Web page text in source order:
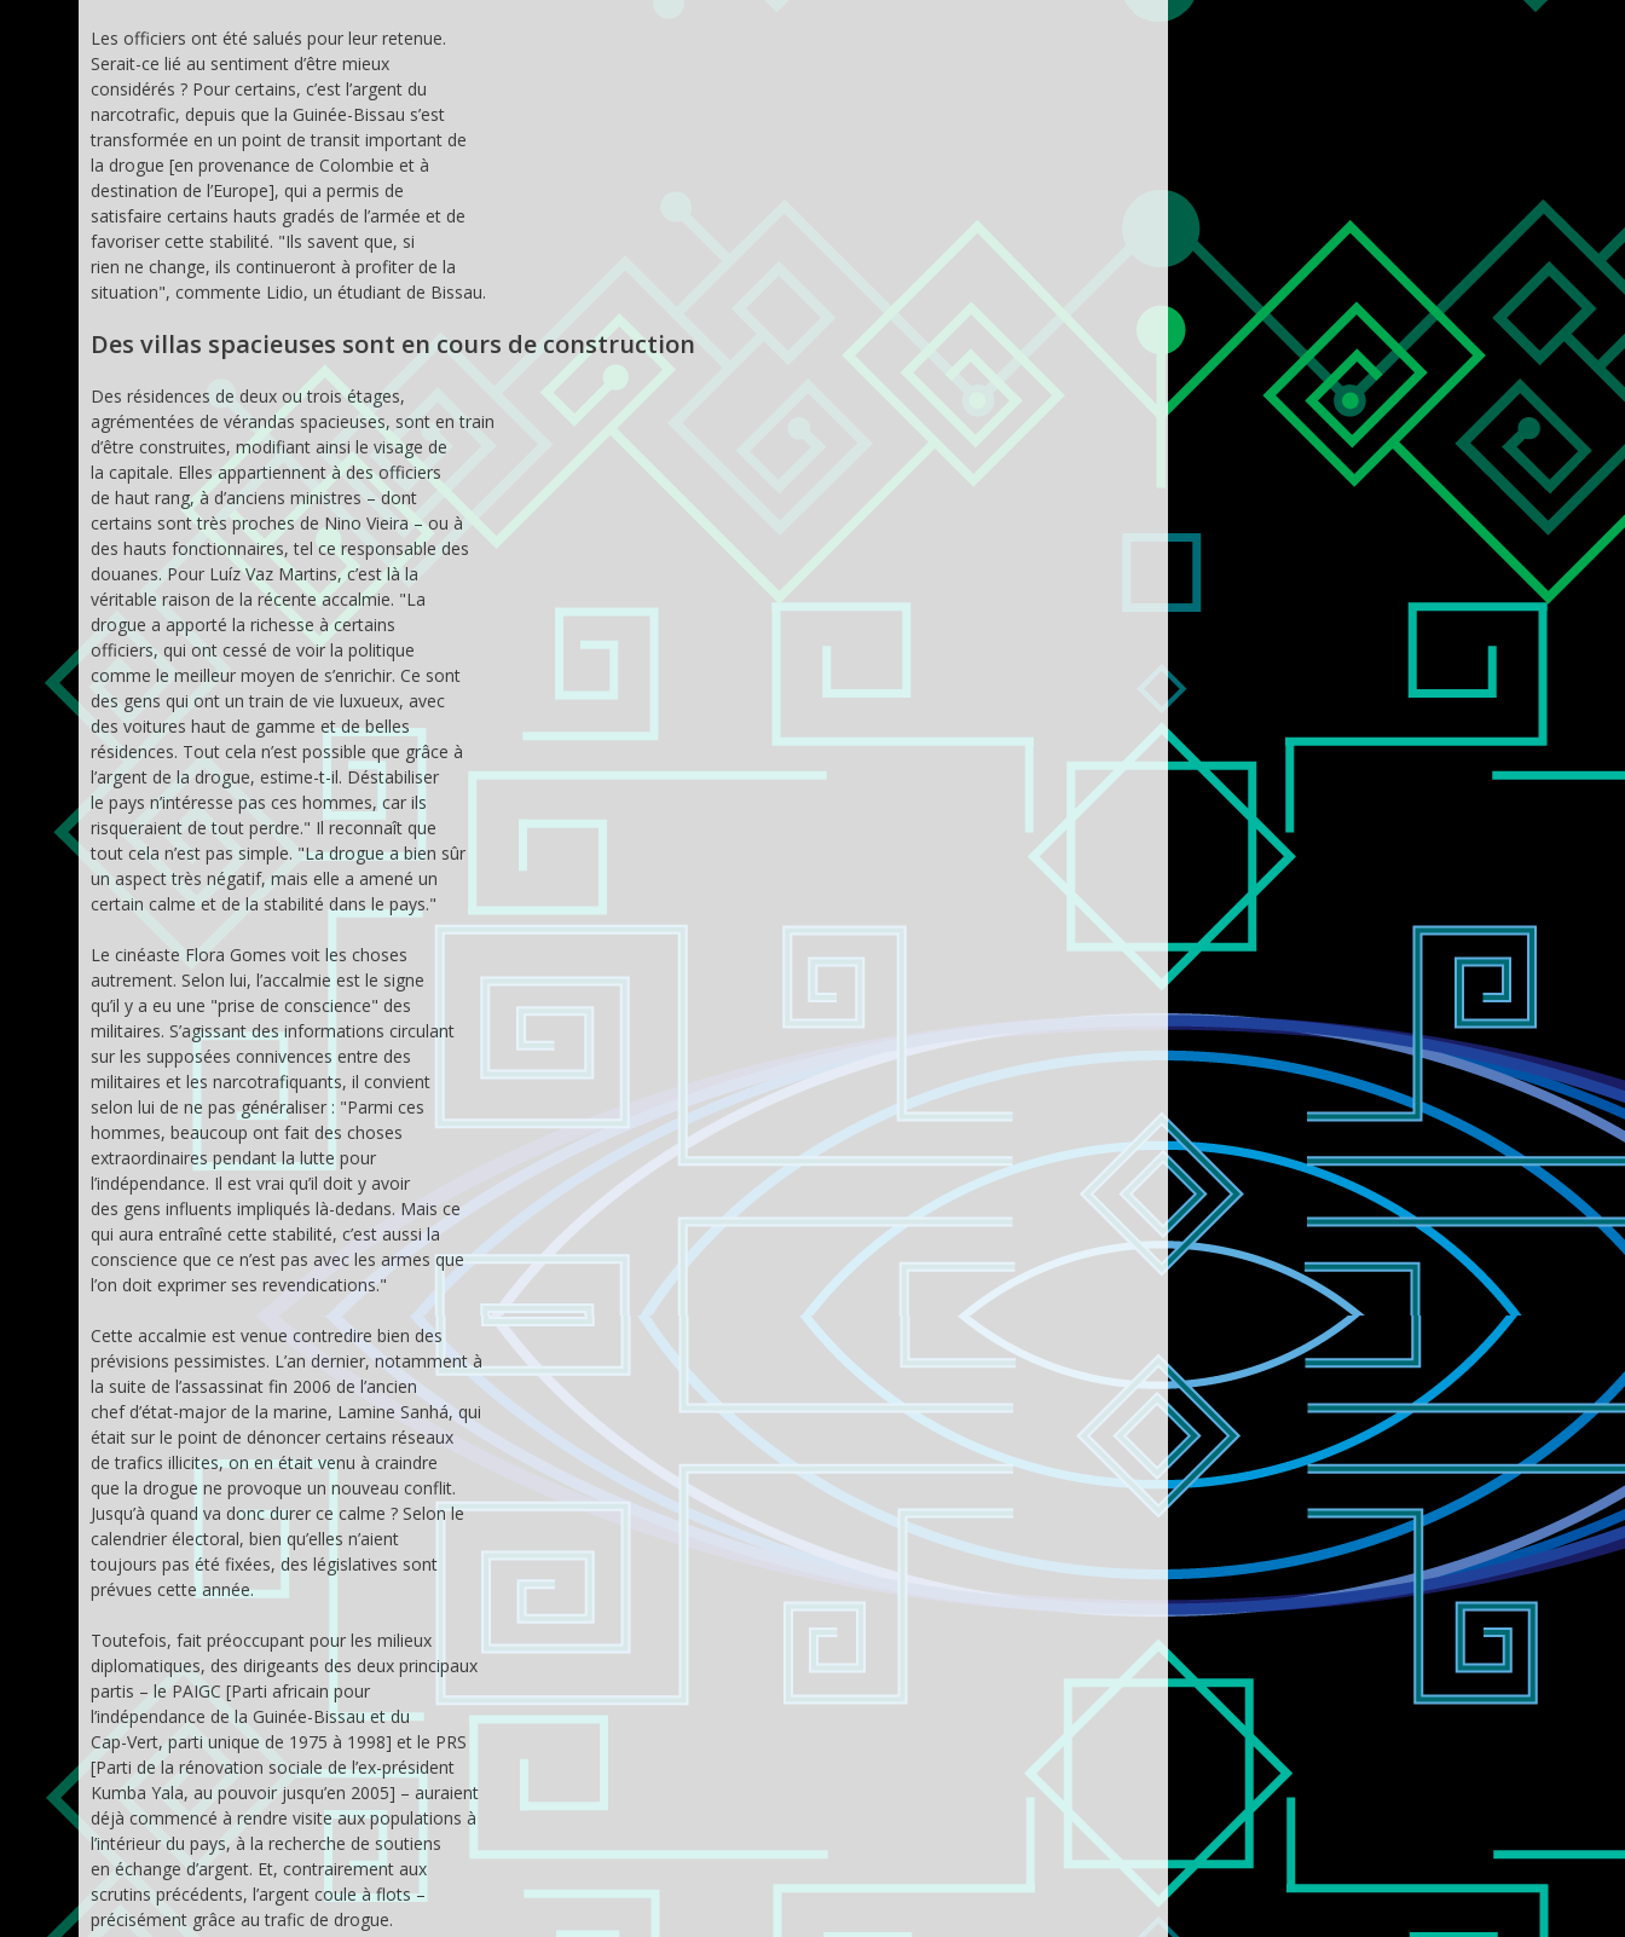
Les officiers ont été salués pour leur retenue.
Serait-ce lié au sentiment d’être mieux
considérés ? Pour certains, c’est l’argent du
narcotrafic, depuis que la Guinée-Bissau s’est
transformée en un point de transit important de
la drogue [en provenance de Colombie et à
destination de l’Europe], qui a permis de
satisfaire certains hauts gradés de l’armée et de
favoriser cette stabilité. "Ils savent que, si
rien ne change, ils continueront à profiter de la
situation", commente Lidio, un étudiant de Bissau.
Des villas spacieuses sont en cours de construction
Des résidences de deux ou trois étages,
agrémentées de vérandas spacieuses, sont en train
d’être construites, modifiant ainsi le visage de
la capitale. Elles appartiennent à des officiers
de haut rang, à d’anciens ministres – dont
certains sont très proches de Nino Vieira – ou à
des hauts fonctionnaires, tel ce responsable des
douanes. Pour Luíz Vaz Martins, c’est là la
véritable raison de la récente accalmie. "La
drogue a apporté la richesse à certains
officiers, qui ont cessé de voir la politique
comme le meilleur moyen de s’enrichir. Ce sont
des gens qui ont un train de vie luxueux, avec
des voitures haut de gamme et de belles
résidences. Tout cela n’est possible que grâce à
l’argent de la drogue, estime-t-il. Déstabiliser
le pays n’intéresse pas ces hommes, car ils
risqueraient de tout perdre." Il reconnaît que
tout cela n’est pas simple. "La drogue a bien sûr
un aspect très négatif, mais elle a amené un
certain calme et de la stabilité dans le pays."
Le cinéaste Flora Gomes voit les choses
autrement. Selon lui, l’accalmie est le signe
qu’il y a eu une "prise de conscience" des
militaires. S’agissant des informations circulant
sur les supposées connivences entre des
militaires et les narcotrafiquants, il convient
selon lui de ne pas généraliser : "Parmi ces
hommes, beaucoup ont fait des choses
extraordinaires pendant la lutte pour
l’indépendance. Il est vrai qu’il doit y avoir
des gens influents impliqués là-dedans. Mais ce
qui aura entraîné cette stabilité, c’est aussi la
conscience que ce n’est pas avec les armes que
l’on doit exprimer ses revendications."
Cette accalmie est venue contredire bien des
prévisions pessimistes. L’an dernier, notamment à
la suite de l’assassinat fin 2006 de l’ancien
chef d’état-major de la marine, Lamine Sanhá, qui
était sur le point de dénoncer certains réseaux
de trafics illicites, on en était venu à craindre
que la drogue ne provoque un nouveau conflit.
Jusqu’à quand va donc durer ce calme ? Selon le
calendrier électoral, bien qu’elles n’aient
toujours pas été fixées, des législatives sont
prévues cette année.
Toutefois, fait préoccupant pour les milieux
diplomatiques, des dirigeants des deux principaux
partis – le PAIGC [Parti africain pour
l’indépendance de la Guinée-Bissau et du
Cap-Vert, parti unique de 1975 à 1998] et le PRS
[Parti de la rénovation sociale de l’ex-président
Kumba Yala, au pouvoir jusqu’en 2005] – auraient
déjà commencé à rendre visite aux populations à
l’intérieur du pays, à la recherche de soutiens
en échange d’argent. Et, contrairement aux
scrutins précédents, l’argent coule à flots –
précisément grâce au trafic de drogue.